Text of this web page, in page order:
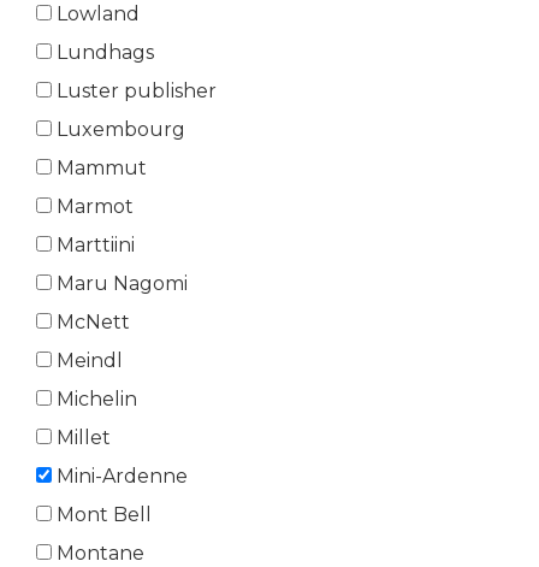
Lowland
Lundhags
Luster publisher
Luxembourg
Mammut
Marmot
Marttiini
Maru Nagomi
McNett
Meindl
Michelin
Millet
Mini-Ardenne
Mont Bell
Montane